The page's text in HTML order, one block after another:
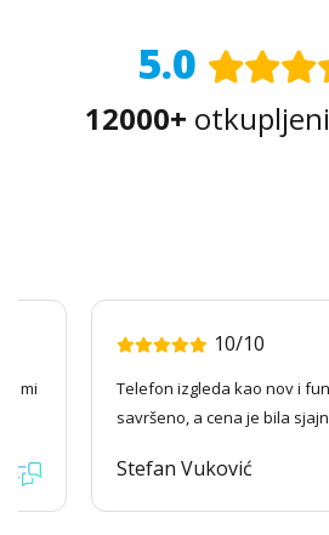
5.0
12000+
mi
10/10
Telefon izgleda kao nov i
savršeno, a cena je bila
Stefan Vuković